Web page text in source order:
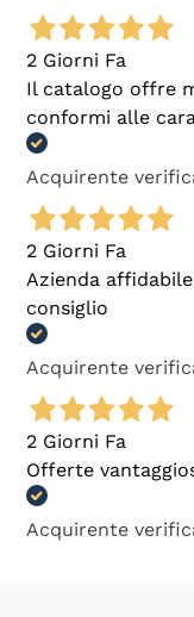
2 Giorni Fa
Il catalogo offre
conformi alle
Acquirente
2 Giorni Fa
Azienda
consiglio
Acquirente
2 Giorni Fa
Offerte
Acquirente